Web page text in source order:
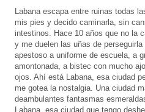
Labana escapa entre ruinas todas
mis pies y decido caminarla, sin
intestinos. Hace 10 años que no la
y me duelen las uñas de
apestoso a uniforme de escuela, a
amontonada, a bistec con mucho
ojos. Ahí está Labana, esa ciudad
me gotea la nostalgia. Una ciudad
deambulantes fantasmas
Labana, esa ciudad que tengo